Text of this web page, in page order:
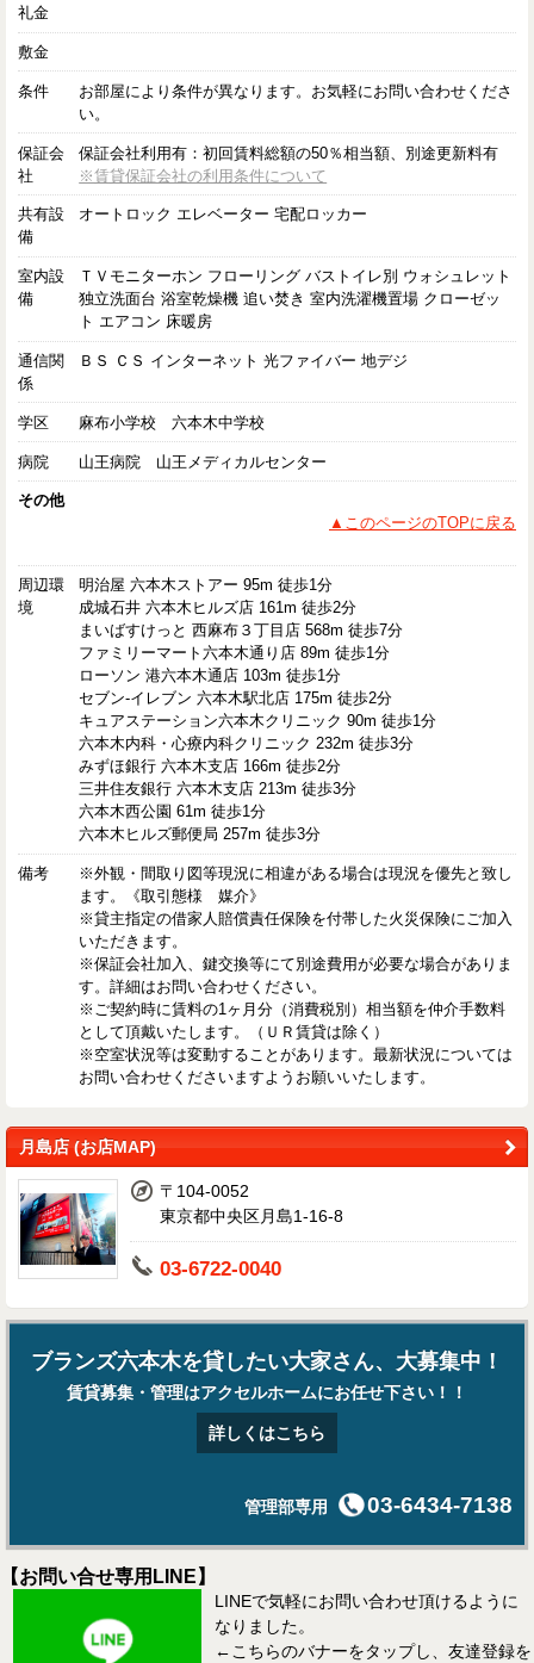
礼金
敷金
条件
お部屋により条件が異なります。お気軽にお問い合わせくださ
い。
保証会
社
保証会社利用有：初回賃料総額の50％相当額、別途更新料有
※賃貸保証会社の利用条件について
共有設
備
オートロック エレベーター 宅配ロッカー
室内設
備
ＴＶモニターホン フローリング バストイレ別 ウォシュレット
独立洗面台 浴室乾燥機 追い焚き 室内洗濯機置場 クローゼッ
ト エアコン 床暖房
通信関
係
ＢＳ ＣＳ インターネット 光ファイバー 地デジ
学区 麻布小学校 六本木中学校
病院 山王病院 山王メディカルセンター
その他
▲このページのTOPに戻る
周辺環
境
明治屋 六本木ストアー 95m 徒歩1分
成城石井 六本木ヒルズ店 161m 徒歩2分
まいばすけっと 西麻布３丁目店 568m 徒歩7分
ファミリーマート六本木通り店 89m 徒歩1分
ローソン 港六本木通店 103m 徒歩1分
セブン-イレブン 六本木駅北店 175m 徒歩2分
キュアステーション六本木クリニック 90m 徒歩1分
六本木内科・心療内科クリニック 232m 徒歩3分
みずほ銀行 六本木支店 166m 徒歩2分
三井住友銀行 六本木支店 213m 徒歩3分
六本木西公園 61m 徒歩1分
六本木ヒルズ郵便局 257m 徒歩3分
備考
※外観・間取り図等現況に相違がある場合は現況を優先と致し
ます。《取引態様 媒介》
※貸主指定の借家人賠償責任保険を付帯した火災保険にご加入
いただきます。
※保証会社加入、鍵交換等にて別途費用が必要な場合がありま
す。詳細はお問い合わせください。
※ご契約時に賃料の1ヶ月分（消費税別）相当額を仲介手数料
として頂戴いたします。（ＵＲ賃貸は除く）
※空室状況等は変動することがあります。最新状況については
お問い合わせくださいますようお願いいたします。
月島店 (お店MAP)
〒104-0052
東京都中央区月島1-16-8
03-6722-0040
ブランズ六本木を貸したい大家さん、大募集中！
賃貸募集・管理はアクセルホームにお任せ下さい！！
詳しくはこちら
管理部専用 03-6434-7138
【お問い合せ専用LINE】
LINEで気軽にお問い合わせ頂けるように
なりました。
←こちらのバナーをタップし、友達登録を